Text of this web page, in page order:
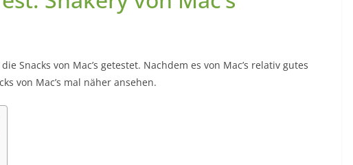
Snacks von Mac’s getestet. Nachdem es von Mac’s relativ gutes
von Mac’s mal näher ansehen.